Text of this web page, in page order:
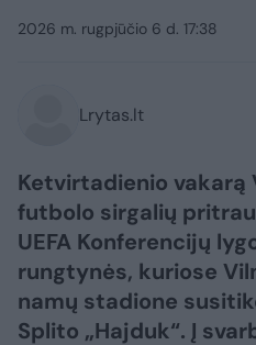
2026 m. rugpjūčio 6 d. 17:38
Lrytas.lt
Ketvirtadienio vakarą
futbolo sirgalių
UEFA Konferencijų
rungtynės, kuriose
namų stadione
Splito „Hajduk“. Į